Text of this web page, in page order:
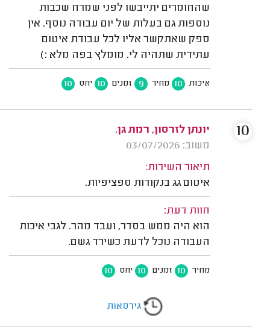
שהחומרים יתייבשו לפני שמרח שכבות
נוספות גם בעלות של יום עבודה נוסף. אין
ספק שאתקשר אליו לכל עבודת איטום
עתידית שתהיה לי. מומלץ בפה מלא :)
איכות 10 מחיר 9 זמנים 10 יחס 10
יונתן לזרסון, רמת גן.
משוב: 03/07/2026
תיאור השירות:
איטום גג בנקודות ספציפיות.
חוות דעת:
הוא היה ממש בסדר, ועבד מהר. לגבי איכות
העבודה נוכל לדעת כשירד גשם.
מחיר 10 זמנים 10 יחס 10
10
גירסאות